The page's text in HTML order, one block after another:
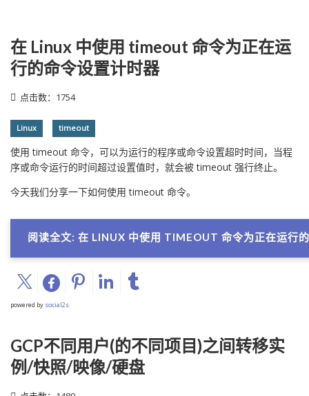
在 Linux 中使用 timeout 命令为正在运
行的命令设置计时器
点击数：1754
Linux timeout
使用 timeout 命令，可以为运行的程序或命令设置超时时间，当程
序或命令运行的时间超过设置值时，就会被 timeout 强行终止。
今天我们分享一下如何使用 timeout 命令。
阅读全文: 在 LINUX 中使用 TIMEOUT 命令为正在运行
powered by social2s
GCP不同用户(的不同项目)之间转移实
例/快照/映像/硬盘